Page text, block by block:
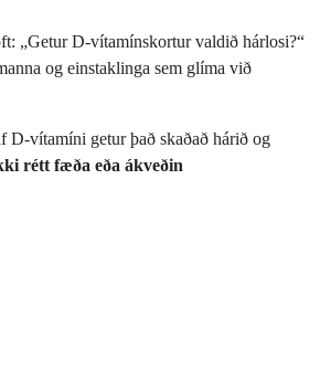
„Getur D-vítamínskortur valdið hárlosi?“
og einstaklinga sem glíma við
vítamíni getur það skaðað hárið og
rétt fæða eða ákveðin